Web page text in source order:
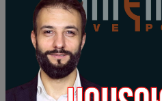
«животным миром»:
Самсонян
14-01-2026 12:27 |
Голодовка, день 5-й.
Апостольская церковь.